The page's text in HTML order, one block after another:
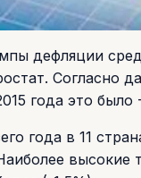
дефляции
Согласно
года это
года в 11